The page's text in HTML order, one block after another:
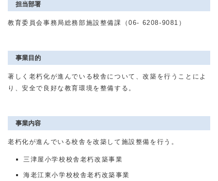
担当部署
教育委員会事務局総務部施設整備課（06- 6208-9081）
事業目的
著しく老朽化が進んでいる校舎について、改築を行うことによ
り、安全で良好な教育環境を整備する。
事業内容
老朽化が進んでいる校舎を改築して施設整備を行う。
三津屋小学校校舎老朽改築事業
海老江東小学校校舎老朽改築事業